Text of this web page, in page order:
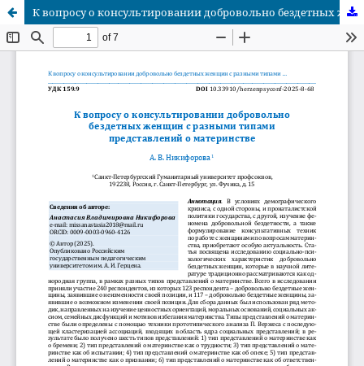
К вопросу о консультировании добровольно бездетных женщин с разными типами представлений о материнстве